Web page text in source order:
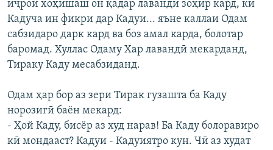
иҷрои хоҳишаш он қадар лавандӣ зоҳир кард, ки
Кадуча ин фикри дар Кадуи... яъне каллаи Одам
сабзидаро дарк кард ва боз амал карда, болотар
баромад. Хуллас Одаму Хар лавандӣ мекарданд,
Тираку Каду месабзиданд.
Одам ҳар бор аз зери Тирак гузашта ба Каду
норозигӣ баён мекард:
- Ҳой Каду, бисёр аз худ нарав! Ба Каду болоравиро
кӣ мондааст? Кадуи - Кадуиятро кун. Чӣ аз худат